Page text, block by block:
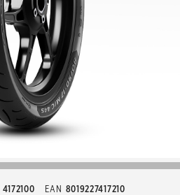
4172100 EAN 8019227417210